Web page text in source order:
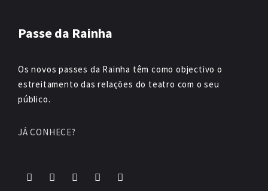
Passe da Rainha
Os novos passes da Rainha têm como objectivo o
estreitamento das relações do teatro com o seu
público.
JÁ CONHECE?